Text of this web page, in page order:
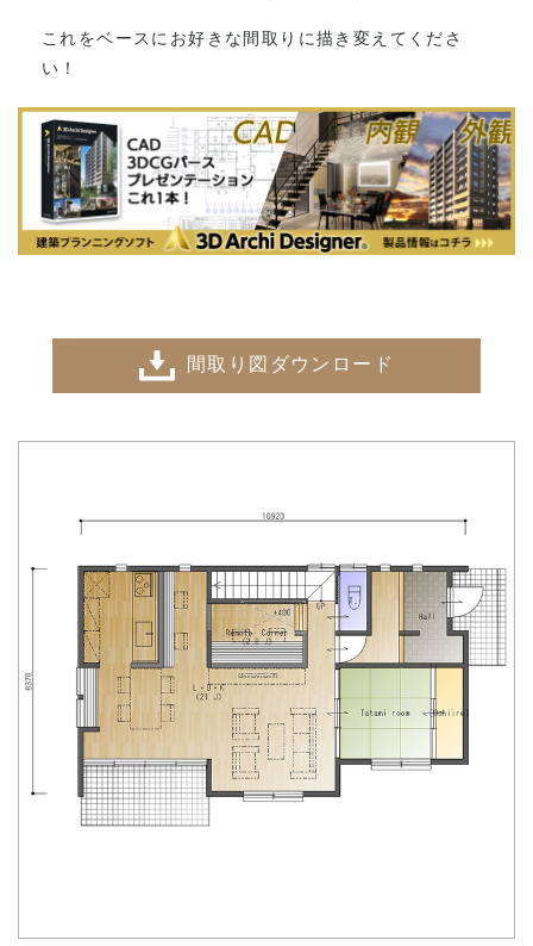
これをベースにお好きな間取りに描き変えてくださ
い！
間取り図ダウンロード